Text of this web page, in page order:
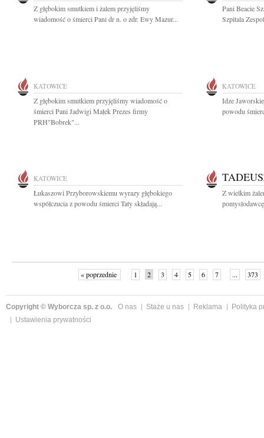
Z głębokim smutkiem i żalem przyjęliśmy
wiadomość o śmierci Pani dr n. o zdr. Ewy Mazur...
Pani Beacie
Szpitala
KATOWICE
Z głębokim smutkiem przyjęliśmy wiadomość o
śmierci Pani Jadwigi Małek Prezes firmy
PRH"Bobrek"...
KATOWICE
Idze
powodu
KATOWICE
Łukaszowi Przyborowskiemu wyrazy głębokiego
współczucia z powodu śmierci Taty składają...
Z wielkim
« poprzednie 1 2 3 4 5 6 7 ... 373
Copyright © Wyborcza sp. z o.o. O nas Staże u nas Reklama
Polityka
Ustawienia prywatności